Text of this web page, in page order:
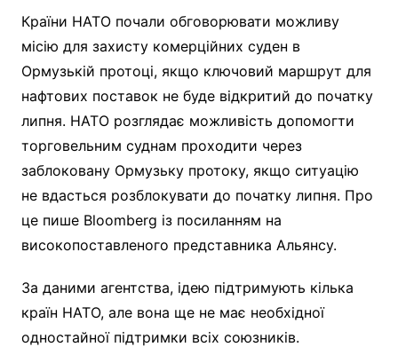
Країни НАТО почали обговорювати можливу
місію для захисту комерційних суден в
Ормузькій протоці, якщо ключовий маршрут для
нафтових поставок не буде відкритий до початку
липня. НАТО розглядає можливість допомогти
торговельним суднам проходити через
заблоковану Ормузьку протоку, якщо ситуацію
не вдасться розблокувати до початку липня. Про
це пише Bloomberg із посиланням на
високопоставленого представника Альянсу.
За даними агентства, ідею підтримують кілька
країн НАТО, але вона ще не має необхідної
одностайної підтримки всіх союзників.